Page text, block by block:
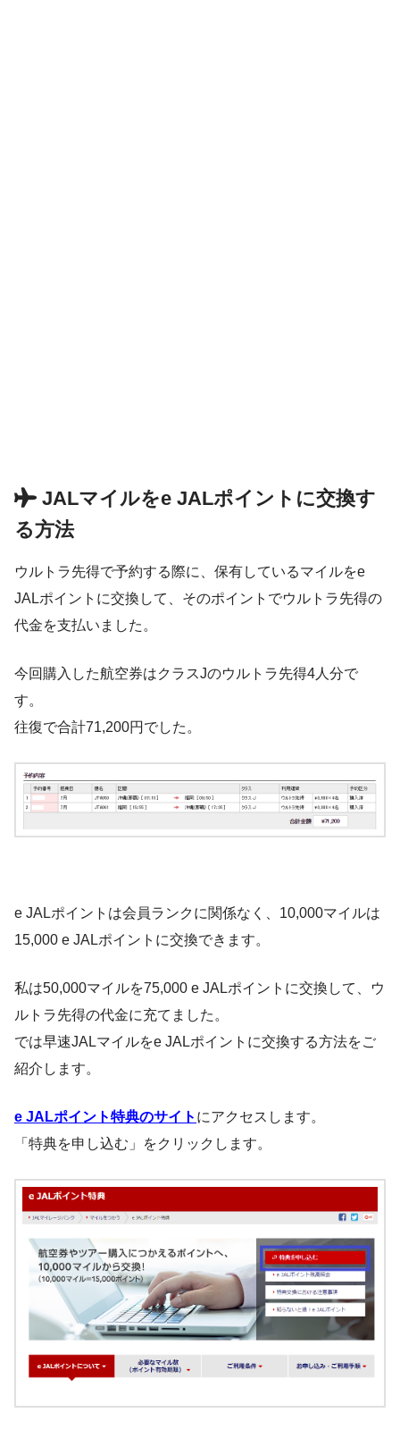
JALマイルをe JALポイントに交換す
る方法
ウルトラ先得で予約する際に、保有しているマイルをe
JALポイントに交換して、そのポイントでウルトラ先得の
代金を支払いました。
今回購入した航空券はクラスJのウルトラ先得4人分で
す。
往復で合計71,200円でした。
e JALポイントは会員ランクに関係なく、10,000マイルは
15,000 e JALポイントに交換できます。
私は50,000マイルを75,000 e JALポイントに交換して、ウ
ルトラ先得の代金に充てました。
では早速JALマイルをe JALポイントに交換する方法をご
紹介します。
e JALポイント特典のサイト にアクセスします。
「特典を申し込む」をクリックします。